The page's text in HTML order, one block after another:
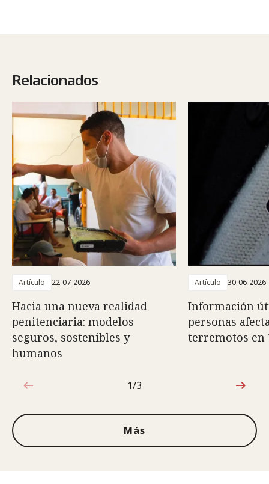
Relacionados
Artículo 22-07-2026
Hacia una nueva realidad
penitenciaria: modelos
seguros, sostenibles y
humanos
Artículo 30-06-2026
Información
personas
terremotos en
1de3
1/3
Más